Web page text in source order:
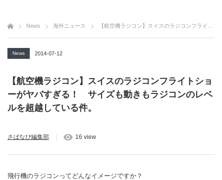
News 海外ニュース 【航空機ラジコン】スイスのラジコンフライトショーがヤバすぎる！ サイズも動きもラジコンのレベルを超越している件。
News 2014-07-12
【航空機ラジコン】スイスのラジコンフライトショ
ーがヤバすぎる！ サイズも動きもラジコンのレベ
ルを超越している件。
さばなび編集部 16 view
飛行機のラジコンってどんなイメージですか？